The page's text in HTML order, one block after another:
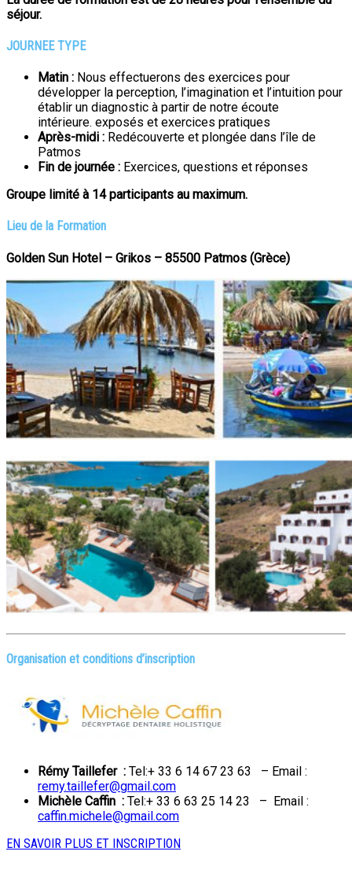
séjour.
JOURNEE TYPE
Matin : Nous effectuerons des exercices pour
développer la perception, l’imagination et l’intuition pour
établir un diagnostic à partir de notre écoute
intérieure. exposés et exercices pratiques
Après-midi : Redécouverte et plongée dans l’île de
Patmos
Fin de journée : Exercices, questions et réponses
Groupe limité à 14 participants au maximum.
Lieu de la Formation
Golden Sun Hotel – Grikos – 85500 Patmos (Grèce)
Organisation et conditions d’inscription
Rémy Taillefer : Tel:+ 33 6 14 67 23 63 – Email :
remy.taillefer@gmail.com
Michèle Caffin : Tel:+ 33 6 63 25 14 23 – Email :
caffin.michele@gmail.com
EN SAVOIR PLUS ET INSCRIPTION